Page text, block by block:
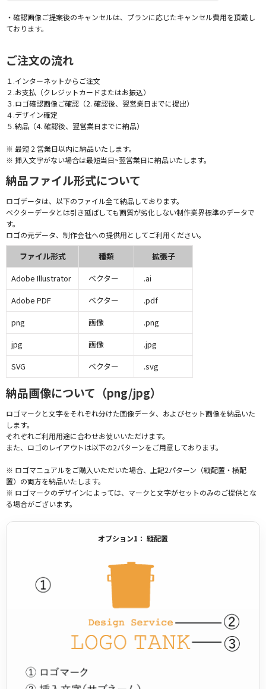
・確認画像ご提案後のキャンセルは、プランに応じたキャンセル費用を頂戴し
ております。
ご注文の流れ
１.インターネットからご注文
２.お支払（クレジットカードまたはお振込）
３.ロゴ確認画像ご確認（2. 確認後、翌営業日までに提出）
４.デザイン確定
５.納品（4. 確認後、翌営業日までに納品）
※ 最短 2 営業日以内に納品いたします。
※ 挿入文字がない場合は最短当日~翌営業日に納品いたします。
納品ファイル形式について
ロゴデータは、以下のファイル全て納品しております。
ベクターデータとは引き延ばしても画質が劣化しない制作業界標準のデータで
す。
ロゴの元データ、制作会社への提供用としてご利用ください。
ファイル形式 種類
拡張子
Adobe Illustrator
ベクター
.ai
Adobe PDF
ベクター
.pdf
png
画像
.png
jpg
画像
.jpg
SVG
ベクター .svg
納品画像について（png/jpg）
ロゴマークと文字をそれぞれ分けた画像データ、およびセット画像を納品いた
します。
それぞれご利用用途に合わせお使いいただけます。
また、ロゴのレイアウトは以下の2パターンをご用意しております。
※ ロゴマニュアルをご購入いただいた場合、上記2パターン（縦配置・横配
置）の両方を納品いたします。
※ ロゴマークのデザインによっては、マークと文字がセットのみのご提供とな
る場合がございます。
オプション1： 縦配置